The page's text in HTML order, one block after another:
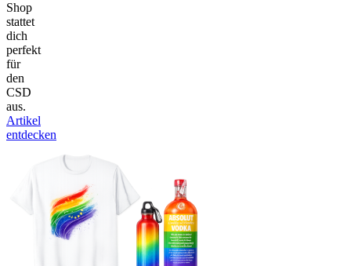
Shop
stattet
dich
perfekt
für
den
CSD
aus.
Artikel
entdecken